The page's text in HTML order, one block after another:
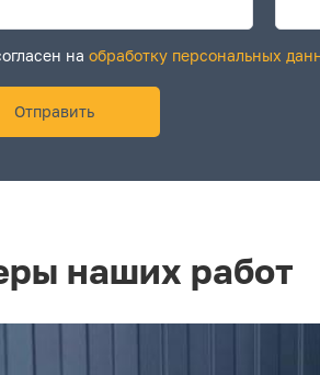
на обработку персональных
наших работ